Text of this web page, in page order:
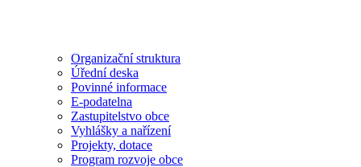
Organizační struktura
Úřední deska
Povinné informace
E-podatelna
Zastupitelstvo obce
Vyhlášky a nařízení
Projekty, dotace
Program rozvoje obce